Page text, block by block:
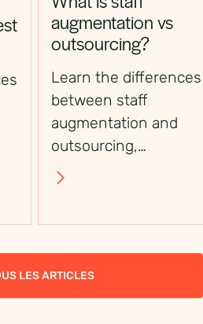
augmentation vs
outsourcing?
Learn the differences
between staff
augmentation and
outsourcing,
including control,
LES ARTICLES